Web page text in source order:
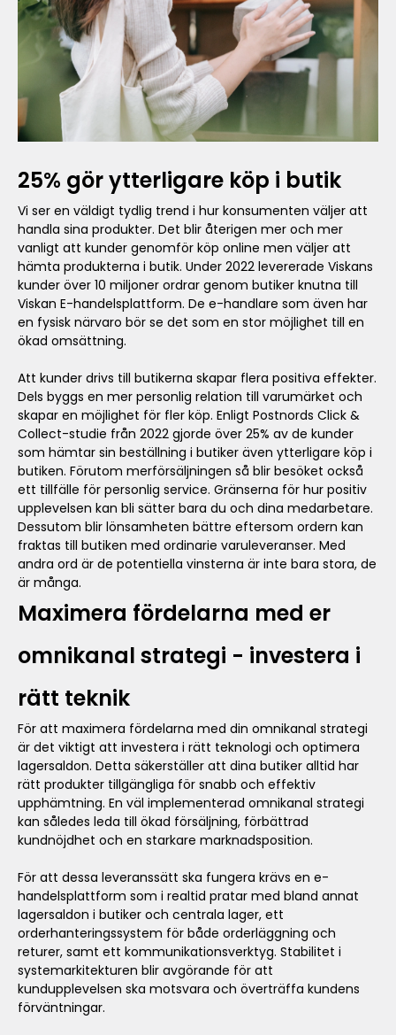
25% gör ytterligare köp i butik
Vi ser en väldigt tydlig trend i hur konsumenten väljer att
handla sina produkter. Det blir återigen mer och mer
vanligt att kunder genomför köp online men väljer att
hämta produkterna i butik. Under 2022 levererade Viskans
kunder över 10 miljoner ordrar genom butiker knutna till
Viskan E-handelsplattform. De e-handlare som även har
en fysisk närvaro bör se det som en stor möjlighet till en
ökad omsättning.
Att kunder drivs till butikerna skapar flera positiva effekter.
Dels byggs en mer personlig relation till varumärket och
skapar en möjlighet för fler köp. Enligt Postnords Click &
Collect-studie från 2022 gjorde över 25% av de kunder
som hämtar sin beställning i butiker även ytterligare köp i
butiken. Förutom merförsäljningen så blir besöket också
ett tillfälle för personlig service. Gränserna för hur positiv
upplevelsen kan bli sätter bara du och dina medarbetare.
Dessutom blir lönsamheten bättre eftersom ordern kan
fraktas till butiken med ordinarie varuleveranser. Med
andra ord är de potentiella vinsterna är inte bara stora, de
är många.
Maximera fördelarna med er
omnikanal strategi - investera i
rätt teknik
För att maximera fördelarna med din omnikanal strategi
är det viktigt att investera i rätt teknologi och optimera
lagersaldon. Detta säkerställer att dina butiker alltid har
rätt produkter tillgängliga för snabb och effektiv
upphämtning. En väl implementerad omnikanal strategi
kan således leda till ökad försäljning, förbättrad
kundnöjdhet och en starkare marknadsposition.
För att dessa leveranssätt ska fungera krävs en e-
handelsplattform som i realtid pratar med bland annat
lagersaldon i butiker och centrala lager, ett
orderhanteringssystem för både orderläggning och
returer, samt ett kommunikationsverktyg. Stabilitet i
systemarkitekturen blir avgörande för att
kundupplevelsen ska motsvara och överträffa kundens
förväntningar.